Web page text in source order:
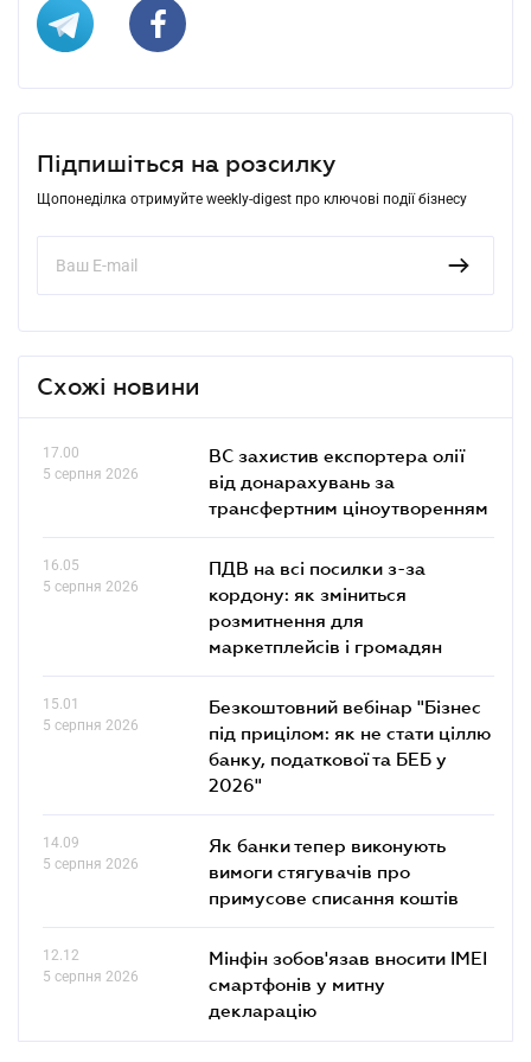
Підпишіться на розсилку
Щопонеділка отримуйте weekly-digest про ключові події бізнесу
Схожі новини
17.00
5 серпня 2026
ВС захистив експортера олії
від донарахувань за
трансфертним ціноутворенням
16.05
5 серпня 2026
ПДВ на всі посилки з-за
кордону: як зміниться
розмитнення для
маркетплейсів і громадян
15.01
5 серпня 2026
Безкоштовний вебінар "Бізнес
під прицілом: як не стати ціллю
банку, податкової та БЕБ у
2026"
14.09
5 серпня 2026
Як банки тепер виконують
вимоги стягувачів про
примусове списання коштів
12.12
5 серпня 2026
Мінфін зобов'язав вносити IMEI
смартфонів у митну
декларацію